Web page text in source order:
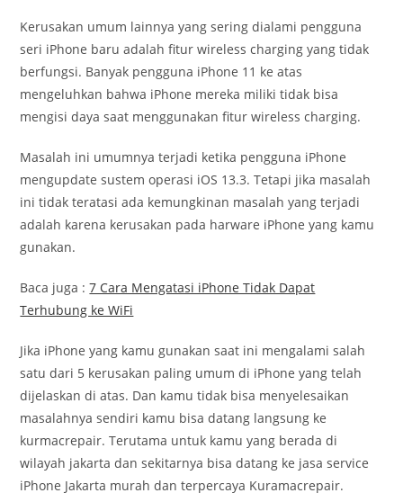
Kerusakan umum lainnya yang sering dialami pengguna
seri iPhone baru adalah fitur wireless charging yang tidak
berfungsi. Banyak pengguna iPhone 11 ke atas
mengeluhkan bahwa iPhone mereka miliki tidak bisa
mengisi daya saat menggunakan fitur wireless charging.
Masalah ini umumnya terjadi ketika pengguna iPhone
mengupdate sustem operasi iOS 13.3. Tetapi jika masalah
ini tidak teratasi ada kemungkinan masalah yang terjadi
adalah karena kerusakan pada harware iPhone yang kamu
gunakan.
Baca juga :7 Cara Mengatasi iPhone Tidak Dapat
Terhubung ke WiFi
Jika iPhone yang kamu gunakan saat ini mengalami salah
satu dari 5 kerusakan paling umum di iPhone yang telah
dijelaskan di atas. Dan kamu tidak bisa menyelesaikan
masalahnya sendiri kamu bisa datang langsung ke
kurmacrepair. Terutama untuk kamu yang berada di
wilayah jakarta dan sekitarnya bisa datang ke jasa service
iPhone Jakarta murah dan terpercaya Kuramacrepair.